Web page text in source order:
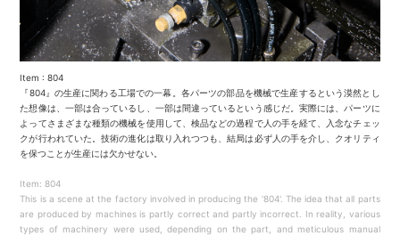
Item : 804
『804』の生産に関わる工場での一幕。各パーツの部品を機械で生産するという漠然とし
た想像は、一部は合っているし、一部は間違っているという感じだ。実際には、パーツに
よってさまざまな種類の機械を使用して、検品などの過程で人の手を経て、入念なチェッ
クが行われていた。技術の進化は取り入れつつも、結局は必ず人の手を介し、クオリティ
を保つことが生産には欠かせない。
Item: 804
This is a scene at the factory involved in producing the '804'. The idea that all parts
are produced by machines is partly correct and partly incorrect. In reality, various
types of machinery were used, depending on the part, and meticulous manual